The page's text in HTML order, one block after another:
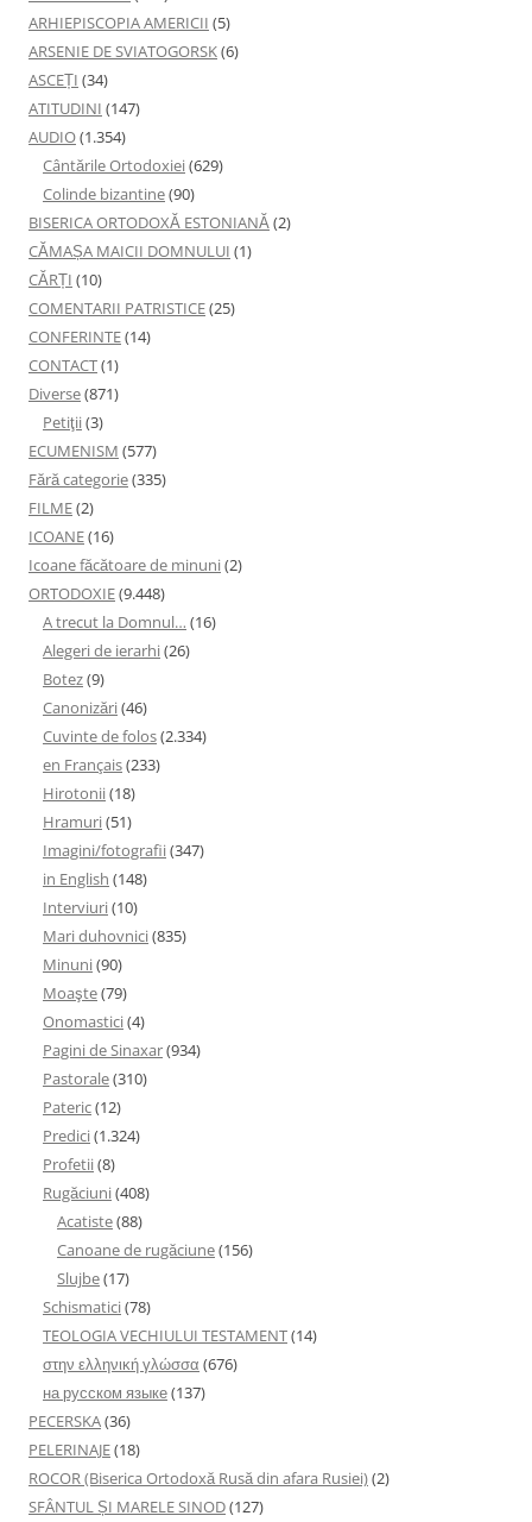
ARHIEPISCOPIA AMERICII (5)
ARSENIE DE SVIATOGORSK(6)
ASCEȚI (34)
ATITUDINI (147)
AUDIO(1.354)
Cântările Ortodoxiei(629)
Colinde bizantine(90)
BISERICA ORTODOXĂ ESTONIANĂ(2)
CĂMAȘA MAICII DOMNULUI (1)
CĂRȚI (10)
COMENTARII PATRISTICE(25)
CONFERINTE(14)
CONTACT(1)
Diverse(871)
Petiţii(3)
ECUMENISM (577)
Fără categorie(335)
FILME(2)
ICOANE(16)
Icoane făcătoare de minuni(2)
ORTODOXIE(9.448)
A trecut la Domnul… (16)
Alegeri de ierarhi(26)
Botez(9)
Canonizări(46)
Cuvinte de folos(2.334)
en Français(233)
Hirotonii(18)
Hramuri(51)
Imagini/fotografii(347)
in English (148)
Interviuri(10)
Mari duhovnici(835)
Minuni(90)
Moaşte(79)
Onomastici(4)
Pagini de Sinaxar(934)
Pastorale(310)
Pateric(12)
Predici(1.324)
Profetii(8)
Rugăciuni(408)
Acatiste(88)
Canoane de rugăciune(156)
Slujbe(17)
Schismatici(78)
TEOLOGIA VECHIULUI TESTAMENT(14)
στην ελληνική γλώσσα (676)
на русском языке(137)
PECERSKA(36)
PELERINAJE(18)
ROCOR (Biserica Ortodoxă Rusă din afara Rusiei)(2)
SFÂNTUL ȘI MARELE SINOD(127)